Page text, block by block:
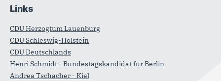
Links
CDU Herzogtum Lauenburg
CDU Schleswig-Holstein
CDU Deutschlands
Henri Schmidt - Bundestagskandidat für Berlin
Andrea Tschacher - Kiel